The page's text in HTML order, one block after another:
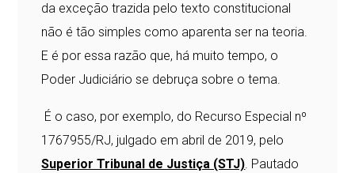
da exceção trazida pelo texto constitucional
não é tão simples como aparenta ser na teoria.
E é por essa razão que, há muito tempo, o
Poder Judiciário se debruça sobre o tema.
É o caso, por exemplo, do Recurso Especial nº
1767955/RJ, julgado em abril de 2019, pelo
Superior Tribunal de Justiça (STJ). Pautado